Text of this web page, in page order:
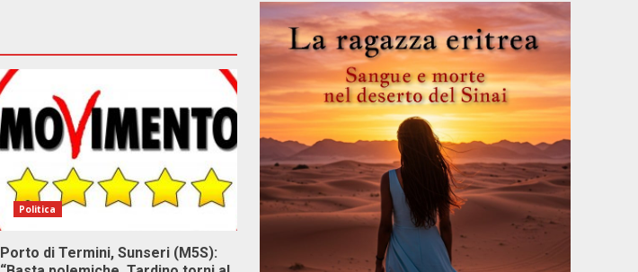
Politica
Porto di Termini, Sunseri (M5S):